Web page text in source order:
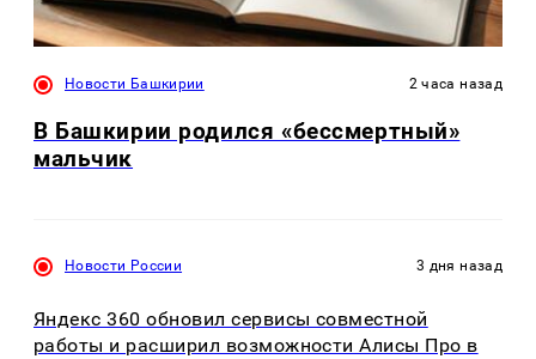
Новости Башкирии 2 часа назад
В Башкирии родился «бессмертный»
мальчик
Новости России 3 дня назад
Яндекс 360 обновил сервисы совместной
работы и расширил возможности Алисы Про в